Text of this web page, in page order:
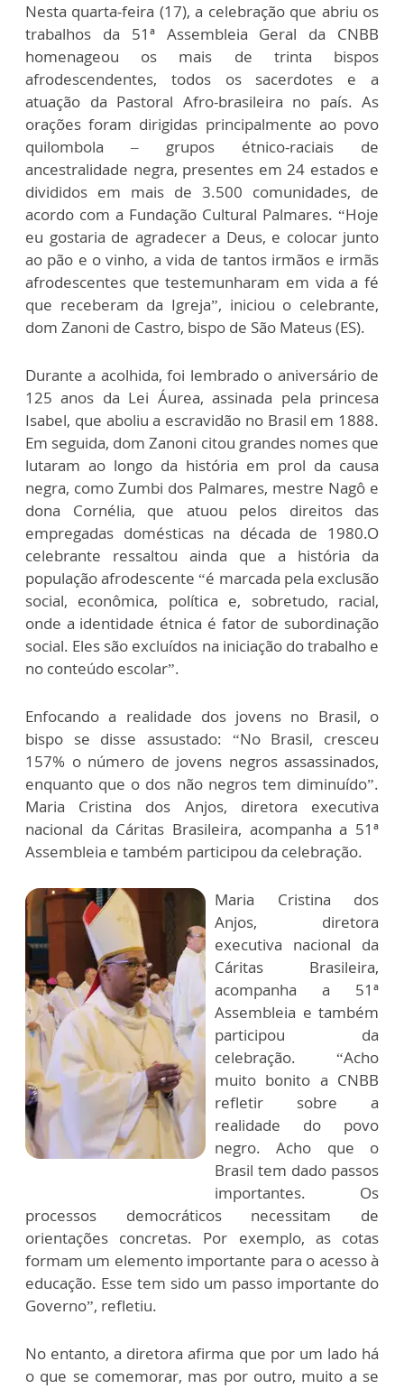
Nesta quarta-feira (17), a celebração que abriu os
trabalhos da 51ª Assembleia Geral da CNBB
homenageou os mais de trinta bispos
afrodescendentes, todos os sacerdotes e a
atuação da Pastoral Afro-brasileira no país. As
orações foram dirigidas principalmente ao povo
quilombola – grupos étnico-raciais de
ancestralidade negra, presentes em 24 estados e
divididos em mais de 3.500 comunidades, de
acordo com a Fundação Cultural Palmares. “Hoje
eu gostaria de agradecer a Deus, e colocar junto
ao pão e o vinho, a vida de tantos irmãos e irmãs
afrodescentes que testemunharam em vida a fé
que receberam da Igreja”, iniciou o celebrante,
dom Zanoni de Castro, bispo de São Mateus (ES).
Durante a acolhida, foi lembrado o aniversário de
125 anos da Lei Áurea, assinada pela princesa
Isabel, que aboliu a escravidão no Brasil em 1888.
Em seguida, dom Zanoni citou grandes nomes que
lutaram ao longo da história em prol da causa
negra, como Zumbi dos Palmares, mestre Nagô e
dona Cornélia, que atuou pelos direitos das
empregadas domésticas na década de 1980.O
celebrante ressaltou ainda que a história da
população afrodescente “é marcada pela exclusão
social, econômica, política e, sobretudo, racial,
onde a identidade étnica é fator de subordinação
social. Eles são excluídos na iniciação do trabalho e
no conteúdo escolar”.
Enfocando a realidade dos jovens no Brasil, o
bispo se disse assustado: “No Brasil, cresceu
157% o número de jovens negros assassinados,
enquanto que o dos não negros tem diminuído”.
Maria Cristina dos Anjos, diretora executiva
nacional da Cáritas Brasileira, acompanha a 51ª
Assembleia e também participou da celebração.
Maria Cristina dos
Anjos, diretora
executiva nacional da
Cáritas Brasileira,
acompanha a 51ª
Assembleia e também
participou da
celebração. “Acho
muito bonito a CNBB
refletir sobre a
realidade do povo
negro. Acho que o
Brasil tem dado passos
importantes. Os
processos democráticos necessitam de
orientações concretas. Por exemplo, as cotas
formam um elemento importante para o acesso à
educação. Esse tem sido um passo importante do
Governo”, refletiu.
No entanto, a diretora afirma que por um lado há
o que se comemorar, mas por outro, muito a se